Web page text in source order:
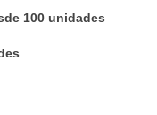
100 unidades